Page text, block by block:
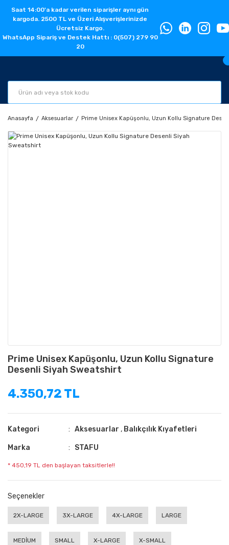
Saat 14:00'a kadar verilen siparişler aynı gün
kargoda. 2500 TL ve Üzeri Alışverişlerinizde
Ücretsiz Kargo.
WhatsApp Sipariş ve Destek Hattı : 0(507) 279 90
20
Anasayfa Aksesuarlar Prime Unisex Kapüşonlu, Uzun Kollu Signature
Prime Unisex Kapüşonlu, Uzun Kollu Signature
Desenli Siyah Sweatshirt
4.350,72 TL
Kategori Aksesuarlar , Balıkçılık Kıyafetleri
Marka STAFU
* 450,19 TL den başlayan taksitlerle!!
Seçenekler
2X-LARGE 3X-LARGE 4X-LARGE LARGE
MEDİUM SMALL X-LARGE X-SMALL